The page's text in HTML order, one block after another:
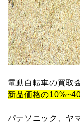
電動自転車の買取
新品価格の
パナソニック、ヤ